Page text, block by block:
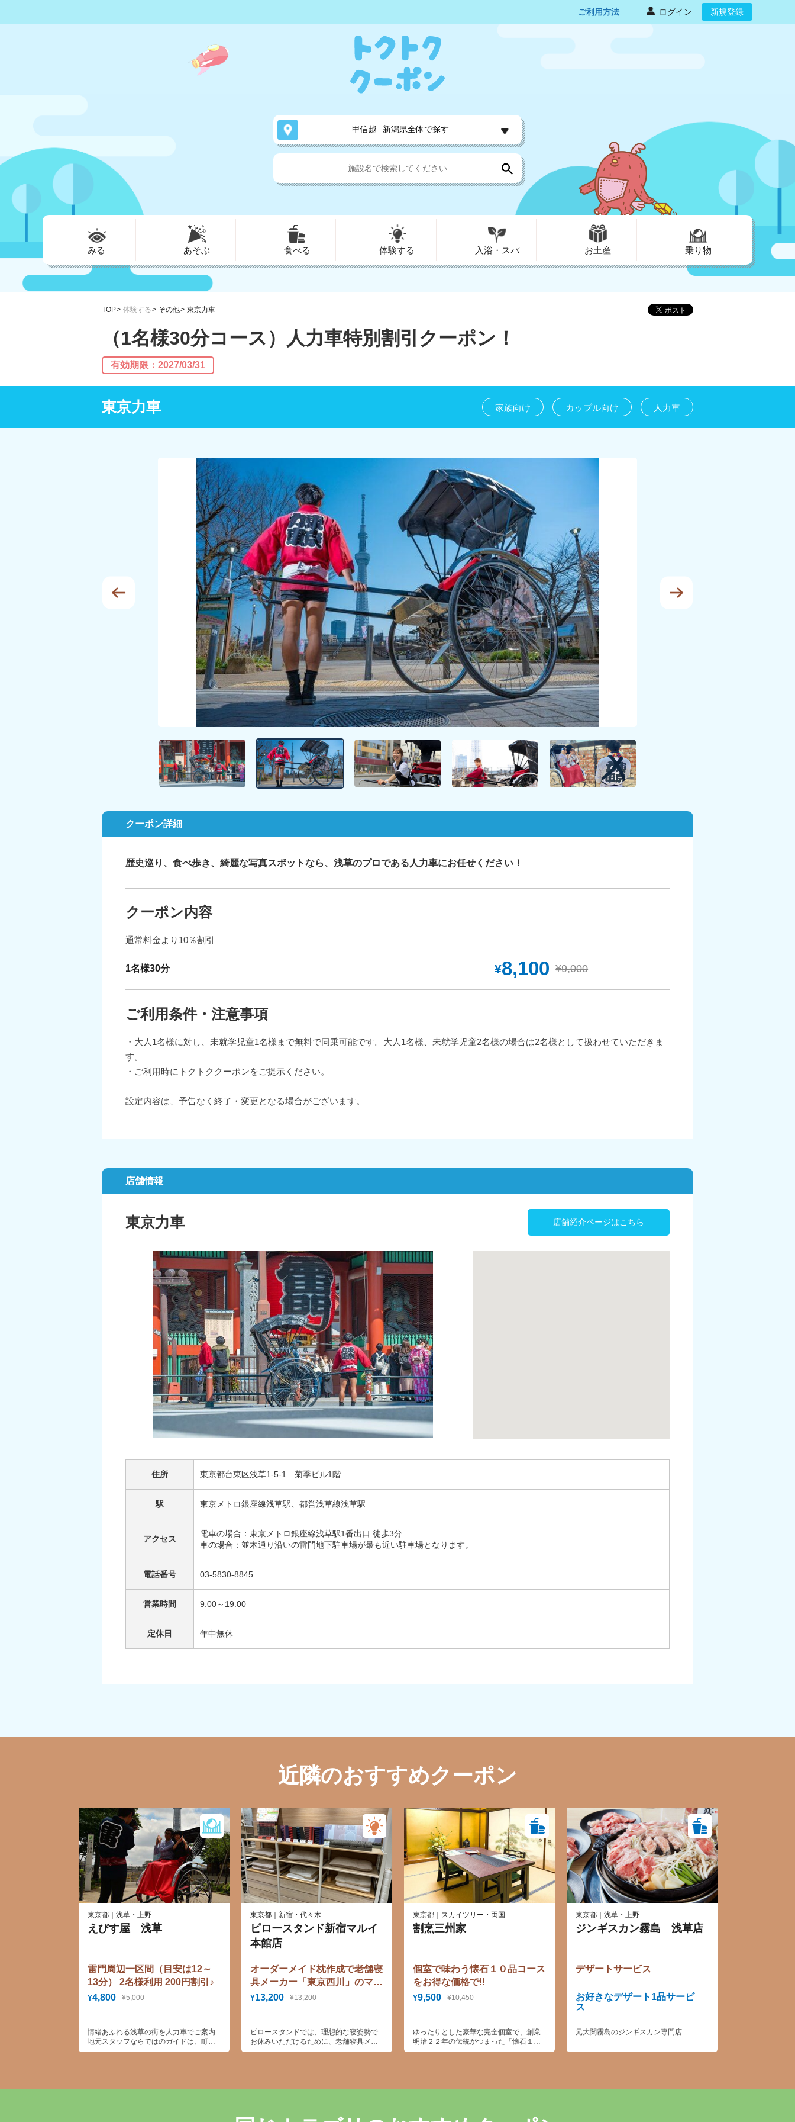
ご利用方法 ログイン 新規登録
甲信越 新潟県全体で探す
みる あそぶ 食べる 体験する 入浴・スパ お土産 乗り物
TOP 体験する その他 東京力車
（1名様30分コース）人力車特別割引クーポン！
有効期限：2027/03/31
東京力車 家族向け カップル向け 人力車
クーポン詳細
歴史巡り、食べ歩き、綺麗な写真スポットなら、浅草のプロである人力車にお任せください！
クーポン内容
通常料金より10％割引
1名様30分 ¥8,100 ¥9,000
ご利用条件・注意事項
・大人1名様に対し、未就学児童1名様まで無料で同乗可能です。大人1名様、未就学児童2名様の場合は2名様として扱わせていただきま
す。
・ご利用時にトクトククーポンをご提示ください。
設定内容は、予告なく終了・変更となる場合がございます。
店舗情報
東京力車 店舗紹介ページはこちら
住所 東京都台東区浅草1-5-1 菊季ビル1階
駅 東京メトロ銀座線浅草駅、都営浅草線浅草駅
アクセス
電車の場合：東京メトロ銀座線浅草駅1番出口 徒歩3分
車の場合：並木通り沿いの雷門地下駐車場が最も近い駐車場となります。
電話番号 03-5830-8845
営業時間 9:00～19:00
定休日 年中無休
近隣のおすすめクーポン
東京都｜浅草・上野
えびす屋 浅草
雷門周辺一区間（目安は12～
13分） 2名様利用 200円割引♪
¥4,800 ¥5,000
情緒あふれる浅草の街を人力車でご案内
地元スタッフならではのガイドは、町の
歴史はもちろん“穴場名所”や“最新グルメ
東京都｜新宿・代々木
ピロースタンド新宿マルイ
本館店
オーダーメイド枕作成で老舗寝
具メーカー「東京西川」のマス
クプレゼント！
¥13,200 ¥13,200
ピロースタンドでは、理想的な寝姿勢で
お休みいただけるために、老舗寝具メー
カー「東京西川」プロデュースのオーダ
みませんか？
東京都｜スカイツリー・両国
割烹三州家
個室で味わう懐石１０品コース
をお得な価格で!!
¥9,500 ¥10,450
ゆったりとした豪華な完全個室で、創業
明治２２年の伝統がつまった「懐石１０
品コース」をお得な価格でご利用いただ
東京都｜浅草・上野
ジンギスカン霧島 浅草店
デザートサービス
お好きなデザート1品サービ
ス
元大関霧島のジンギスカン専門店